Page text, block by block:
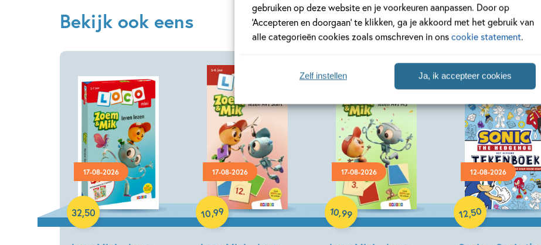
gebruiken op deze website en je voorkeuren aanpassen. Door op
‘Accepteren en doorgaan’ te klikken, ga je akkoord met het gebruik van
alle categorieën cookies zoals omschreven in onscookie statement.
Ja, ik accepteer cookies
Zelf instellen
Bekijk ook eens
17-08-2026
32,50
Paperback
17-08-2026
10,99
Paperback
17-08-2026
10,99
Paperback
12-08-2026
12,50
Paperback